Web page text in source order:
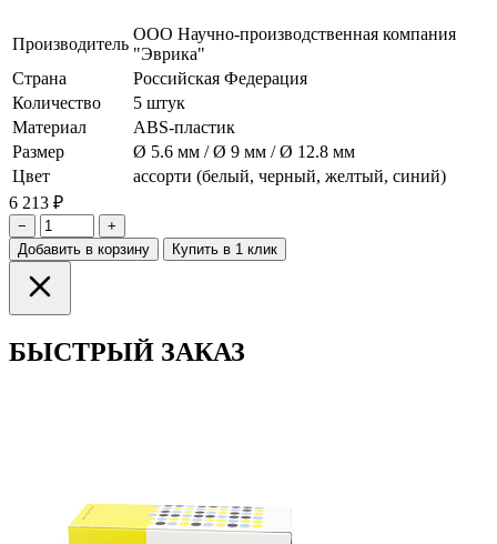
Производитель
ООО Научно-производственная компания
"Эврика"
Страна
Российская Федерация
Количество
5 штук
Материал
ABS-пластик
Размер
Ø 5.6 мм / Ø 9 мм / Ø 12.8 мм
Цвет
ассорти (белый, черный, желтый, синий)
6 213 ₽
−
+
Добавить в корзину
Купить в 1 клик
БЫСТРЫЙ ЗАКАЗ